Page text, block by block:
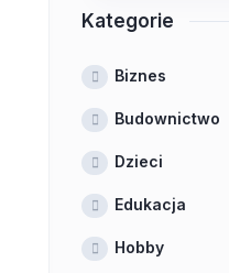
Kategorie
Biznes
Budownictwo
Dzieci
Edukacja
Hobby